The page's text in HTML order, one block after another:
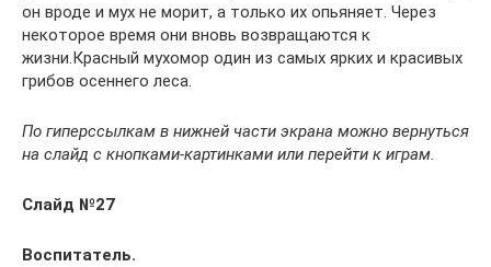
он вроде и мух не морит, а только их опьяняет. Через
некоторое время они вновь возвращаются к
жизни.Красный мухомор один из самых ярких и красивых
грибов осеннего леса.
По гиперссылкам в нижней части экрана можно вернуться
на слайд с кнопками-картинками или перейти к играм.
Слайд №27
Воспитатель.